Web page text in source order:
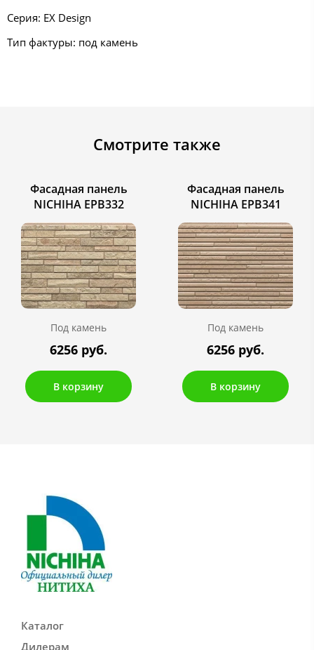
Серия: EX Design
Тип фактуры: под камень
Смотрите также
Фасадная панель
NICHIHA EPB332
Под камень
6256 руб.
В корзину
Фасадная панель
NICHIHA EPB341
Под камень
6256 руб.
В корзину
Каталог
Дилерам